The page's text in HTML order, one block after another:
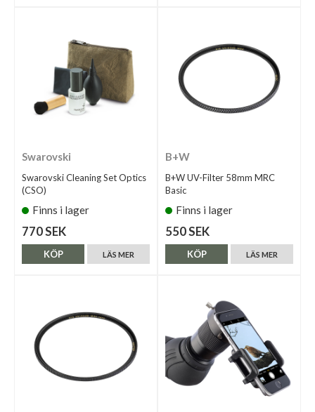
Swarovski
Swarovski Cleaning Set Optics
(CSO)
Finns i lager
770 SEK
LÄS MER
KÖP
B+W
B+W UV-Filter 58mm MRC
Basic
Finns i lager
550 SEK
LÄS MER
KÖP